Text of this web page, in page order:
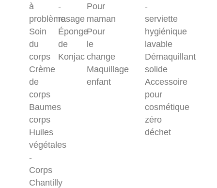
à
problème
Soin
du
corps
Crème
de
corps
Baumes
corps
Huiles
végétales
-
Corps
Chantilly
-
rasage
Éponge
de
Konjac
Pour
maman
Pour
le
change
Maquillage
enfant
-
serviette
hygiénique
lavable
Démaquillant
solide
Accessoire
pour
cosmétique
zéro
déchet